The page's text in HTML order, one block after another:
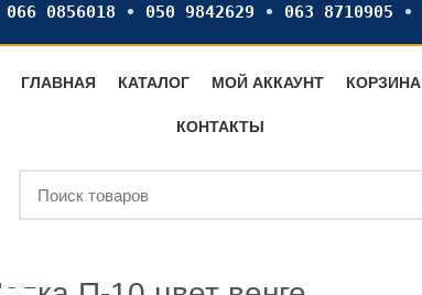
066 0856018 • 050 9842629 • 063 8710905 •
ГЛАВНАЯ КАТАЛОГ МОЙ АККАУНТ КОРЗИНА
КОНТАКТЫ